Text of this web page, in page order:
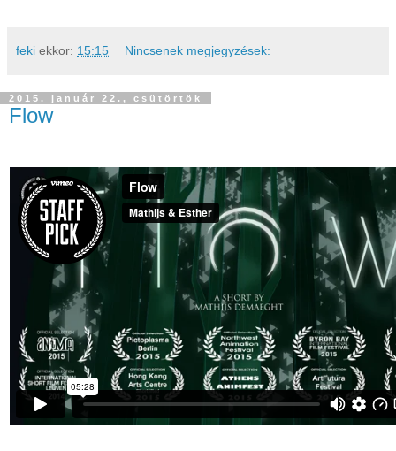
feki ekkor: 15:15 Nincsenek megjegyzések:
2015. január 22., csütörtök
Flow